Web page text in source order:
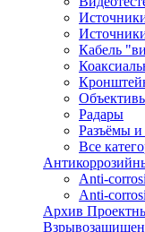
Кабель
Радары
Разъёмы и
Все
Anti-
Anti-
Архив